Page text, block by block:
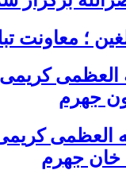
؛ معاونت
العظمی
جهرم
العظمی
خان جهرم